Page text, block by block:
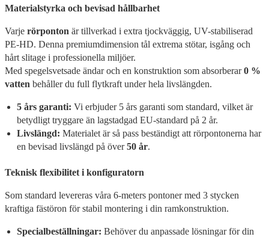
Materialstyrka och bevisad hållbarhet
Varje rörponton är tillverkad i extra tjockväggig, UV-stabiliserad
PE-HD. Denna premiumdimension tål extrema stötar, isgång och
hårt slitage i professionella miljöer.
Med spegelsvetsade ändar och en konstruktion som absorberar0 %
vatten behåller du full flytkraft under hela livslängden.
5 års garanti: Vi erbjuder 5 års garanti som standard, vilket är
betydligt tryggare än lagstadgad EU-standard på 2 år.
Livslängd: Materialet är så pass beständigt att rörpontonerna har
en bevisad livslängd på över50 år.
Teknisk flexibilitet i konfiguratorn
Som standard levereras våra 6-meters pontoner med 3 stycken
kraftiga fästöron för stabil montering i din ramkonstruktion.
Specialbeställningar: Behöver du anpassade lösningar för din